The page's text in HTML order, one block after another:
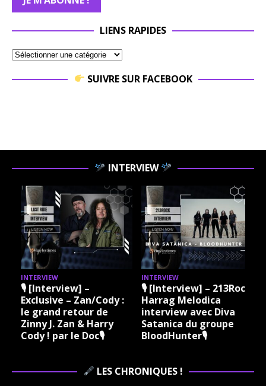
LIENS RAPIDES
SUIVRE SUR FACEBOOK
INTERVIEW
INTERVIEW
🎙 [Interview] –
Exclusive – Zan/Cody :
le grand retour de
Zinny J. Zan & Harry
Cody ! par le Doc🎙
INTERVIEW
🎙 [Interview] – 213Rock
Harrag Melodica
interview avec Diva
Satanica du groupe
BloodHunter🎙
LES CHRONIQUES !